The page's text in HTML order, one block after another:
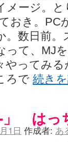
コ、尊い。 (04:23)
想ブログ / 【SSS】
読書の秋、と言います
/ シノハユ感想 (13:19)
-Saki- / 阿知賀編をド
/ 朱里「そげなこつ
～咲ワン～ / しわが
/ 新道寺の本
(00:00)
合SSブログ / 【咲-
/ 咲-Saki-第168局[
Saki- / 永水航路 3 -
/ 咲-Saki-16巻 シノ
メージ。
おき。
。数日前
って、MJ
やってみ
ろで 続き
」 はっ
1日 作成者: あ